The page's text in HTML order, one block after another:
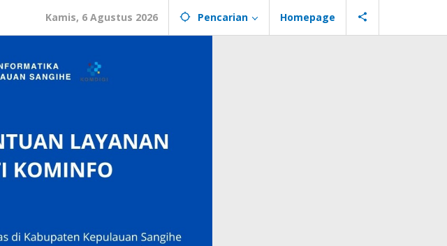
Kamis, 6 Agustus 2026 Pencarian Homepage